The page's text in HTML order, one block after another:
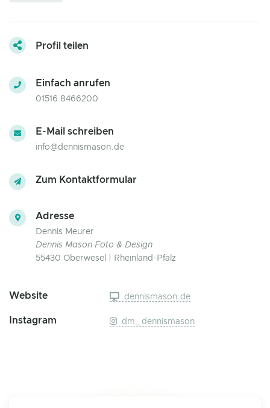
Profil teilen
Einfach anrufen
01516 8466200
E-Mail schreiben
info@dennismason.de
Zum Kontaktformular
Adresse
Dennis Meurer
Dennis Mason Foto & Design
55430 Oberwesel | Rheinland-Pfalz
Website dennismason.de
Instagram dm_dennismason